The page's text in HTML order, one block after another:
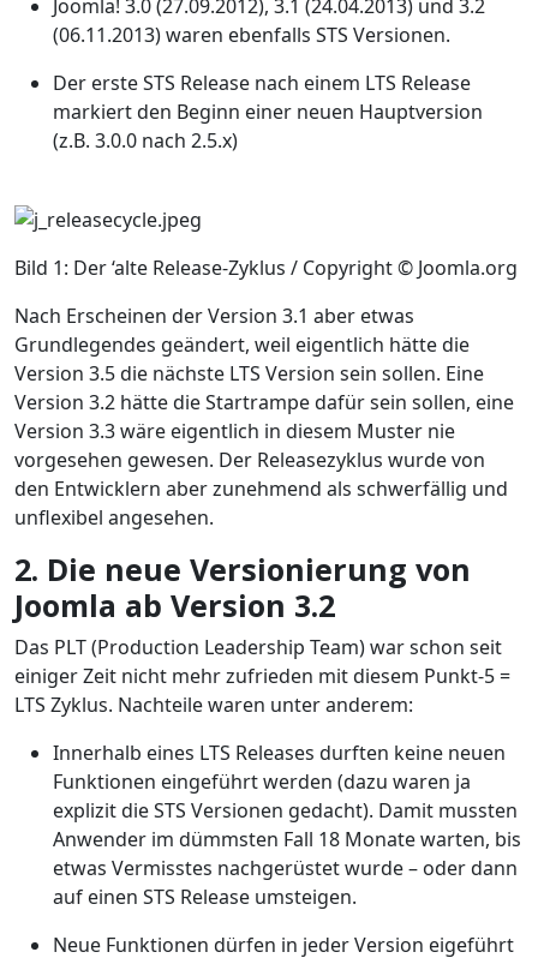
Joomla! 3.0 (27.09.2012), 3.1 (24.04.2013) und 3.2
(06.11.2013) waren ebenfalls STS Versionen.
Der erste STS Release nach einem LTS Release
markiert den Beginn einer neuen Hauptversion
(z.B. 3.0.0 nach 2.5.x)
Bild 1: Der ‘alte Release-Zyklus / Copyright © Joomla.org
Nach Erscheinen der Version 3.1 aber etwas
Grundlegendes geändert, weil eigentlich hätte die
Version 3.5 die nächste LTS Version sein sollen. Eine
Version 3.2 hätte die Startrampe dafür sein sollen, eine
Version 3.3 wäre eigentlich in diesem Muster nie
vorgesehen gewesen. Der Releasezyklus wurde von
den Entwicklern aber zunehmend als schwerfällig und
unflexibel angesehen.
2. Die neue Versionierung von
Joomla ab Version 3.2
Das PLT (Production Leadership Team) war schon seit
einiger Zeit nicht mehr zufrieden mit diesem Punkt-5 =
LTS Zyklus. Nachteile waren unter anderem:
Innerhalb eines LTS Releases durften keine neuen
Funktionen eingeführt werden (dazu waren ja
explizit die STS Versionen gedacht). Damit mussten
Anwender im dümmsten Fall 18 Monate warten, bis
etwas Vermisstes nachgerüstet wurde – oder dann
auf einen STS Release umsteigen.
Neue Funktionen dürfen in jeder Version eigeführt